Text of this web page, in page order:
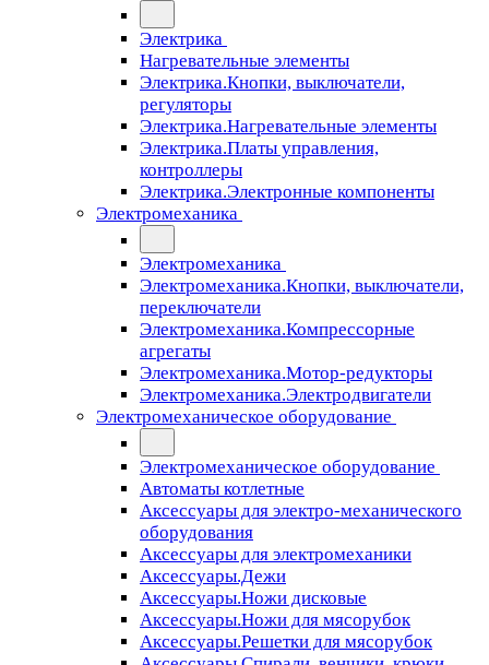
Электрика
Нагревательные элементы
Электрика.Кнопки, выключатели,
регуляторы
Электрика.Нагревательные элементы
Электрика.Платы управления,
контроллеры
Электрика.Электронные компоненты
Электромеханика
Электромеханика
Электромеханика.Кнопки, выключатели,
переключатели
Электромеханика.Компрессорные
агрегаты
Электромеханика.Мотор-редукторы
Электромеханика.Электродвигатели
Электромеханическое оборудование
Электромеханическое оборудование
Автоматы котлетные
Аксессуары для электро-механического
оборудования
Аксессуары для электромеханики
Аксессуары.Дежи
Аксессуары.Ножи дисковые
Аксессуары.Ножи для мясорубок
Аксессуары.Решетки для мясорубок